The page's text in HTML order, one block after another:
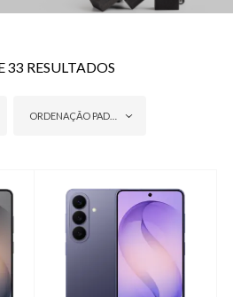
33 RESULTADOS
ORDENAÇÃO PADRÃO